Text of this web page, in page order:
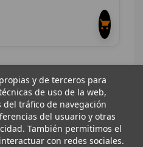
y de terceros para
de uso de la web,
tráfico de navegación
del usuario y otras
También permitimos el
con redes sociales.